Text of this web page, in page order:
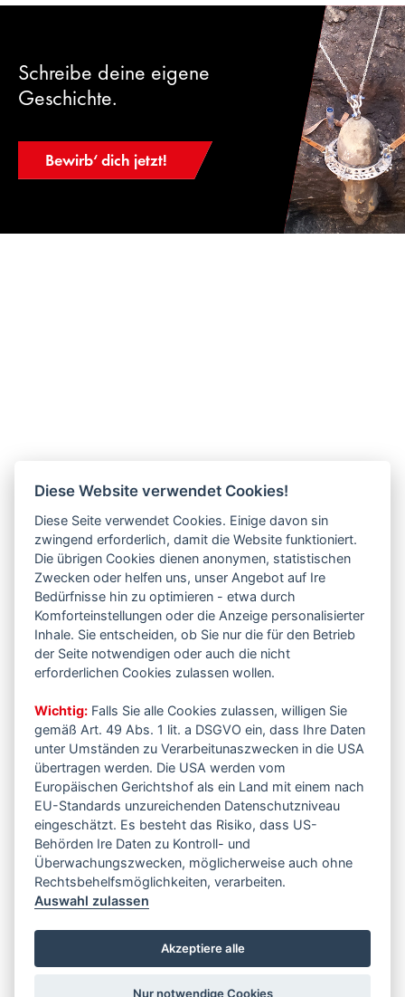
Schreibe deine eigene
Geschichte.
Bewirb‘ dich jetzt!
Diese Website verwendet Cookies!
Diese Seite verwendet Cookies. Einige davon sin
zwingend erforderlich, damit die Website funktioniert.
Die übrigen Cookies dienen anonymen, statistischen
Zwecken oder helfen uns, unser Angebot auf Ire
Bedürfnisse hin zu optimieren - etwa durch
Komforteinstellungen oder die Anzeige personalisierter
Inhale. Sie entscheiden, ob Sie nur die für den Betrieb
der Seite notwendigen oder auch die nicht
erforderlichen Cookies zulassen wollen.
Wichtig: Falls Sie alle Cookies zulassen, willigen Sie
gemäß Art. 49 Abs. 1 lit. a DSGVO ein, dass Ihre Daten
unter Umständen zu Verarbeitunaszwecken in die USA
übertragen werden. Die USA werden vom
Europäischen Gerichtshof als ein Land mit einem nach
EU-Standards unzureichenden Datenschutzniveau
eingeschätzt. Es besteht das Risiko, dass US-
Behörden Ire Daten zu Kontroll- und
Überwachungszwecken, möglicherweise auch ohne
Rechtsbehelfsmöglichkeiten, verarbeiten.
Auswahl zulassen
Akzeptiere alle
Nur notwendige Cookies